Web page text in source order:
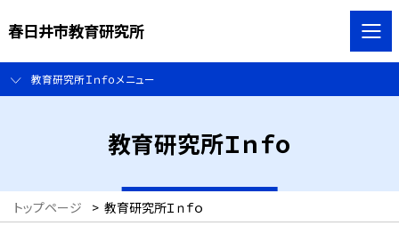
春日井市教育研究所
教育研究所Ｉｎｆｏメニュー
教育研究所Ｉｎｆｏ
トップページ > 教育研究所Ｉｎｆｏ